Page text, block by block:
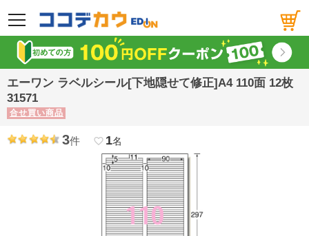
メニュー
エーワン ラベルシール[下地隠せて修正]A4 110面 12枚
31571
合せ買い商品
3件 favorite_border 1名